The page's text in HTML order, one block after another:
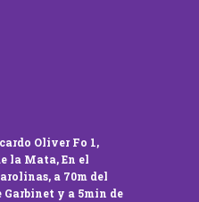
Oliver Fo 1,
la Mata, En el
a 70m del
y a 5min de